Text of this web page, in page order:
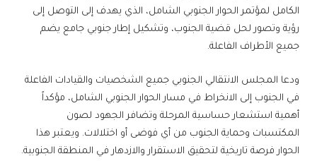
الكامل لمؤتمر الحوار الجنوبي الشامل، الذي يهدف إلى التوصل إلى
رؤية وتصور لحل قضية الجنوب، وتشكيل إطار جنوبي جامع يضم
جميع الأطراف الفاعلة.
ودعا المجلس الانتقالي الجنوبي جميع الشخصيات والقيادات الفاعلة
في الجنوب إلى الانخراط في مسار الحوار الجنوبي الشامل، مؤكداً
أهمية استشعار حساسية المرحلة وتضافر الجهود لصون
المكتسبات وحماية الجنوب من أي فوضى أو اختلالات. ويعتبر هذا
الحوار فرصة تاريخية لتحقيق الاستقرار والازدهار في المنطقة الجنوبية.